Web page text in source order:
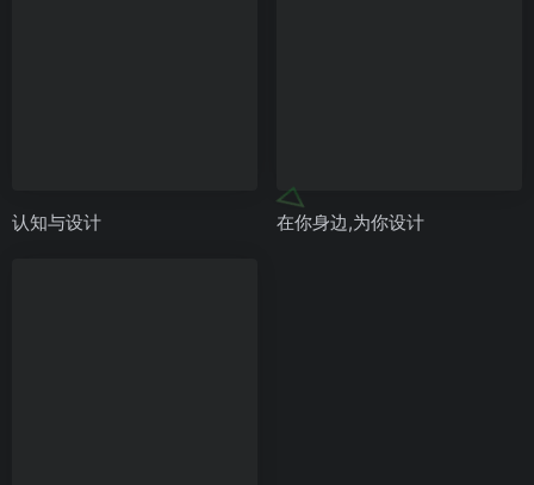
认知与设计 在你身边,为你设计